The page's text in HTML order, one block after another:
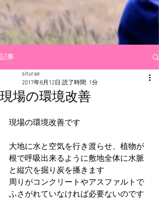
記事
現場の環境改善
siturae
2017年8月12日 読了時間: 1分
現場の環境改善です
大地に水と空気を行き渡らせ、植物が
根で呼吸出来るように敷地全体に水脈
と縦穴を掘り炭を播きます
周りがコンクリートやアスファルトで
ふさがれていなければ必要ないのです